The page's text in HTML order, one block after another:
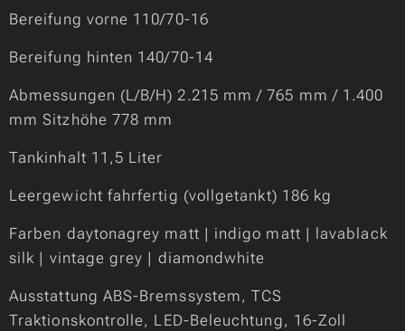
Bereifung vorne 110/70-16
Bereifung hinten 140/70-14
Abmessungen (L/B/H) 2.215 mm / 765 mm / 1.400
mm Sitzhöhe 778 mm
Tankinhalt 11,5 Liter
Leergewicht fahrfertig (vollgetankt) 186 kg
Farben daytonagrey matt | indigo matt | lavablack
silk | vintage grey | diamondwhite
Ausstattung ABS-Bremssystem, TCS
Traktionskontrolle, LED-Beleuchtung, 16-Zoll